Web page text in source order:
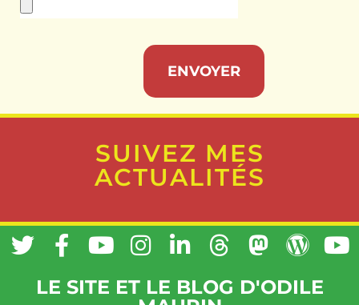
ENVOYER
SUIVEZ MES
ACTUALITÉS
LE SITE ET LE BLOG D'ODILE